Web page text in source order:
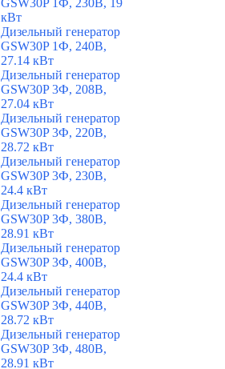
GSW30P 1Ф, 230В, 19
кВт
Дизельный генератор
GSW30P 1Ф, 240В,
27.14 кВт
Дизельный генератор
GSW30P 3Ф, 208В,
27.04 кВт
Дизельный генератор
GSW30P 3Ф, 220В,
28.72 кВт
Дизельный генератор
GSW30P 3Ф, 230В,
24.4 кВт
Дизельный генератор
GSW30P 3Ф, 380В,
28.91 кВт
Дизельный генератор
GSW30P 3Ф, 400В,
24.4 кВт
Дизельный генератор
GSW30P 3Ф, 440В,
28.72 кВт
Дизельный генератор
GSW30P 3Ф, 480В,
28.91 кВт